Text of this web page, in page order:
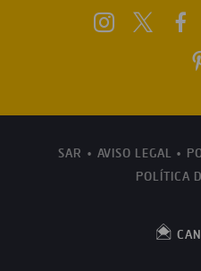
SAR AVISO LEGAL
POLÍTICA